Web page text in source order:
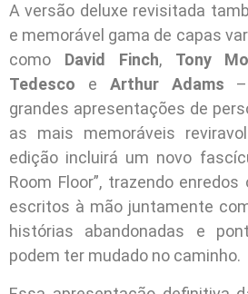
A versão deluxe revisitada
e memorável gama de capas
como David Finch, Tony
Tedesco e Arthur Adams –
grandes apresentações de
as mais memoráveis
edição incluirá um novo
Room Floor”, trazendo
escritos à mão juntamente
histórias abandonadas e
podem ter mudado no caminho.